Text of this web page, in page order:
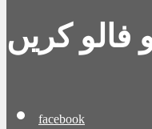
فالو کریں
facebook